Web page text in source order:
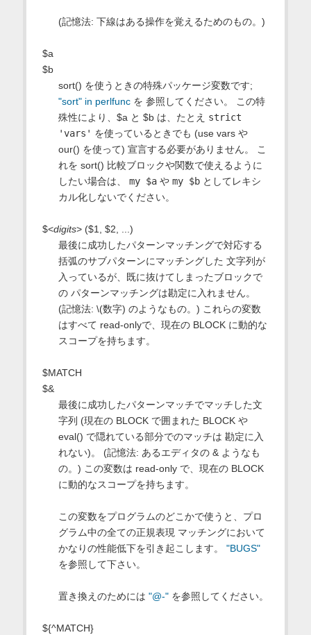
(記憶法: 下線はある操作を覚えるためのもの。)
$a
$b
sort() を使うときの特殊パッケージ変数です;
"sort" in perlfuncを 参照してください。 この特
殊性により、$a と $b は、たとえ strict
'vars' を使っているときでも (use vars や
our() を使って) 宣言する必要がありません。 こ
れを sort() 比較ブロックや関数で使えるように
したい場合は、 my $aや my $bとしてレキシ
カル化しないでください。
$<digits> ($1, $2, ...)
最後に成功したパターンマッチングで対応する
括弧のサブパターンにマッチングした 文字列が
入っているが、既に抜けてしまったブロックで
の パターンマッチングは勘定に入れません。
(記憶法: \(数字) のようなもの。) これらの変数
はすべて read-onlyで、現在の BLOCK に動的な
スコープを持ちます。
$MATCH
$&
最後に成功したパターンマッチでマッチした文
字列 (現在の BLOCK で囲まれた BLOCK や
eval() で隠れている部分でのマッチは 勘定に入
れない)。 (記憶法: あるエディタの & ようなも
の。) この変数は read-only で、現在の BLOCK
に動的なスコープを持ちます。
この変数をプログラムのどこかで使うと、プロ
グラム中の全ての正規表現 マッチングにおいて
かなりの性能低下を引き起こします。 "BUGS"
を参照して下さい。
置き換えのためには "@-"を参照してください。
${^MATCH}